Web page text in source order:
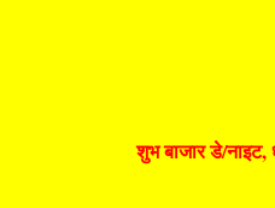
शुभ बाजार डे/नाइट,